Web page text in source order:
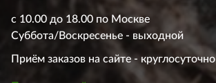
с 10.00 до 18.00 по Москве
Суббота/Воскресенье - выходной
Приём заказов на сайте - круглосуточно